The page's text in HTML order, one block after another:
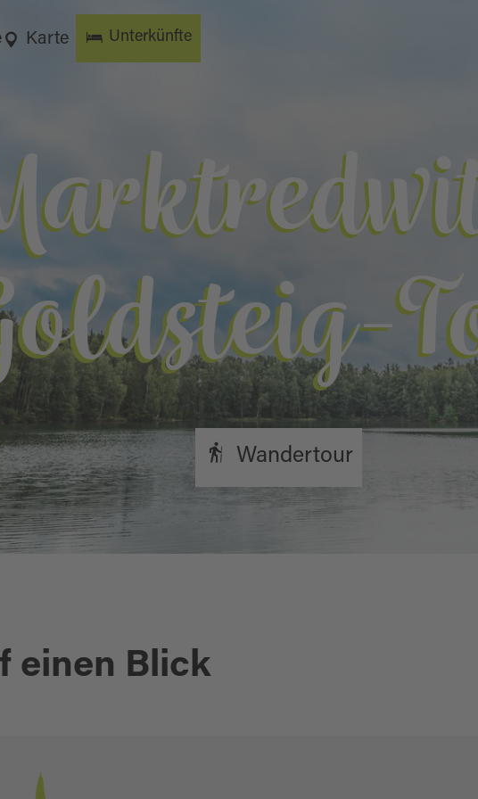
Karte Unterkünfte
Wandertour
einen Blick